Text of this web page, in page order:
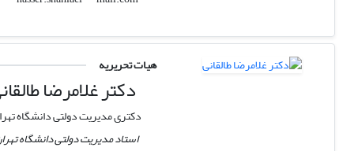
هیات تحریریه
دکتر غلامرضا
دکتری مدیریت دولتی دانشگاه
استاد مدیریت دولتی دانشگاه